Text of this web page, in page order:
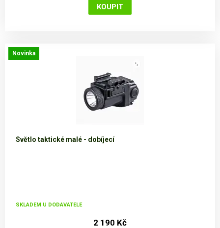
Novinka
Světlo taktické malé - dobíjecí
SKLADEM U DODAVATELE
2 190 Kč